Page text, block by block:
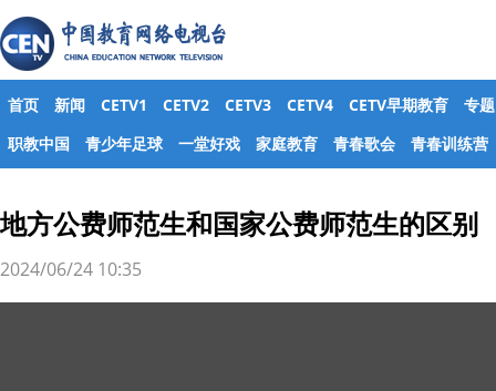
首页 新闻 CETV1 CETV2 CETV3 CETV4 CETV早期教育
专题
职教中国
青少年足球 一堂好戏 家庭教育 青春歌会 青春训练营
地方公费师范生和国家公费师范生的区别
2024/06/24 10:35